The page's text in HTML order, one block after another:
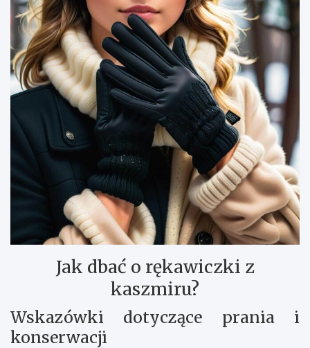
Jak dbać o rękawiczki z
kaszmiru?
Wskazówki dotyczące prania i
konserwacji